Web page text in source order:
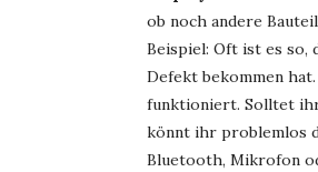
ob noch andere
Beispiel: Oft ist es so,
Defekt bekommen
funktioniert. Solltet ihr
könnt ihr problemlos
Bluetooth, Mikrofon